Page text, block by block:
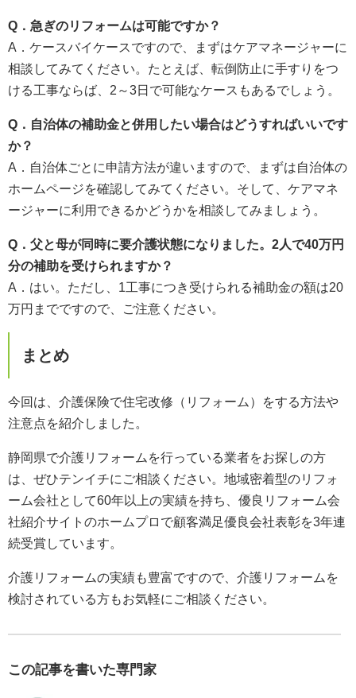
Q ．急ぎのリフォームは可能ですか？
A．ケースバイケースですので、まずはケアマネージャーに
相談してみてください。たとえば、転倒防止に手すりをつ
ける工事ならば、2～3日で可能なケースもあるでしょう。
Q ．自治体の補助金と併用したい場合はどうすればいいです
か？
A．自治体ごとに申請方法が違いますので、まずは自治体の
ホームページを確認してみてください。そして、ケアマネ
ージャーに利用できるかどうかを相談してみましょう。
Q ．父と母が同時に要介護状態になりました。2人で40万円
分の補助を受けられますか？
A．はい。ただし、1工事につき受けられる補助金の額は20
万円までですので、ご注意ください。
まとめ
今回は、介護保険で住宅改修（リフォーム）をする方法や
注意点を紹介しました。
静岡県で介護リフォームを行っている業者をお探しの方
は、ぜひテンイチにご相談ください。地域密着型のリフォ
ーム会社として60年以上の実績を持ち、優良リフォーム会
社紹介サイトのホームプロで顧客満足優良会社表彰を3年連
続受賞しています。
介護リフォームの実績も豊富ですので、介護リフォームを
検討されている方もお気軽にご相談ください。
この記事を書いた専門家